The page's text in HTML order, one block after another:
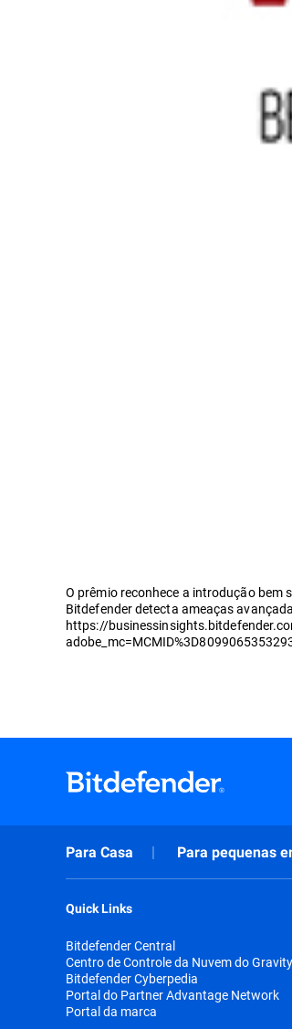
O prêmio reconhece a introdução bem
Bitdefender detecta ameaças
https://
Para Casa Para pequenas
Quick Links
Bitdefender Central
Centro de Controle da Nuvem do
Bitdefender Cyberpedia
Portal do Partner Advantage Network
Portal da marca